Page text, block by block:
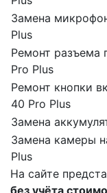
Замена
Plus
Ремонт разъема
Pro Plus
Ремонт кнопки
40 Pro Plus
Замена
Замена камеры
Plus
На сайте
без учёта